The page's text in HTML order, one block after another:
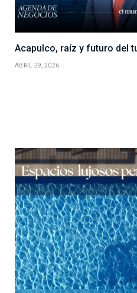
Acapulco, raíz y futuro del
ABRIL 29, 2026